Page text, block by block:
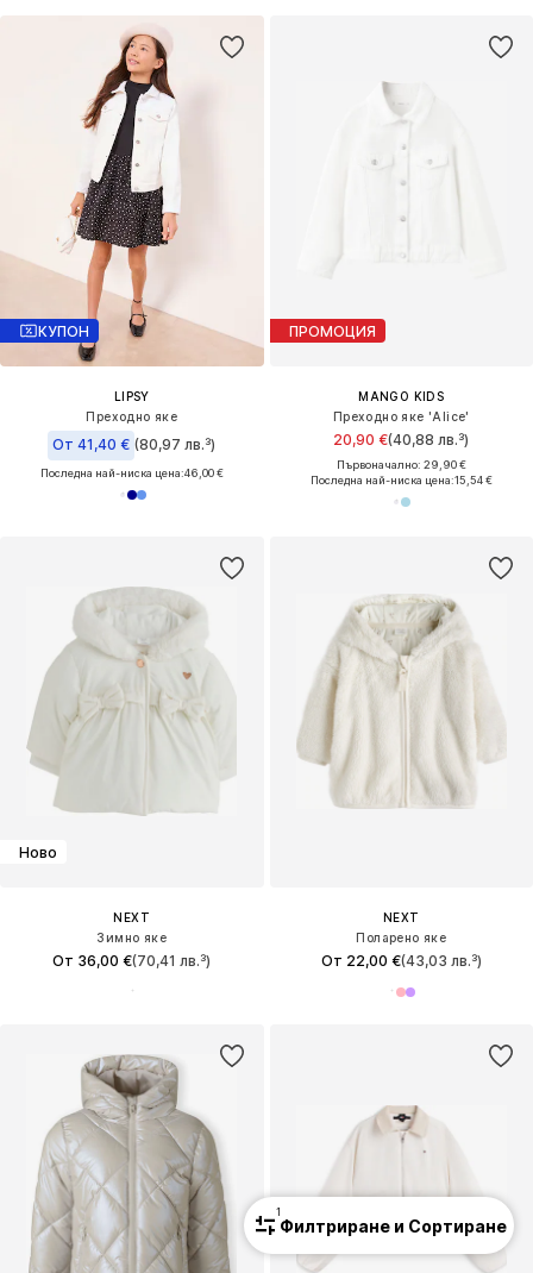
КУПОН
LIPSY
Преходно яке
От 41,40 € (80,97 лв.³)
Последна най-ниска цена:46,00 €
ПРОМОЦИЯ
MANGO KIDS
Преходно яке 'Alice'
20,90 €(40,88 лв.³)
Първоначално: 29,90 €
Последна най-ниска цена:15,54 €
Ново
NEXT
Зимно яке
От 36,00 €(70,41 лв.³)
NEXT
Поларено яке
От 22,00 €(43,03 лв.³)
1
Филтриране и Сортиране